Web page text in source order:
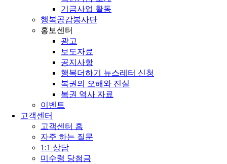
기금사업 활동
행복공감봉사단
홍보센터
광고
보도자료
공지사항
행복더하기 뉴스레터 신청
복권의 오해와 진실
복권 역사 자료
이벤트
고객센터
고객센터 홈
자주 하는 질문
1:1 상담
미수령 당첨금